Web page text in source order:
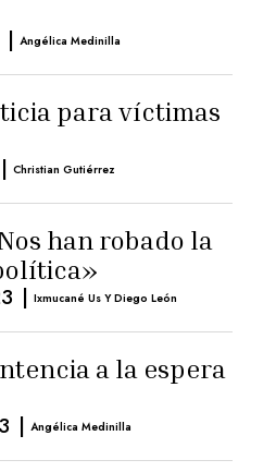
| Angélica Medinilla
para víctimas
| Christian Gutiérrez
han robado la
| Ixmucané Us Y Diego León
a la espera
| Angélica Medinilla